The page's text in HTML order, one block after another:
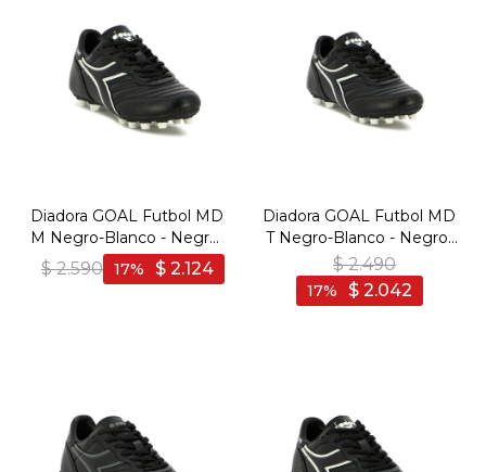
Diadora GOAL Futbol MD
M Negro-Blanco - Negro-
Blanco
$ 2.590 $ 2.124
17
Diadora GOAL Futbol MD
T Negro-Blanco - Negro-
Blanco
$ 2.490
$ 2.042
17